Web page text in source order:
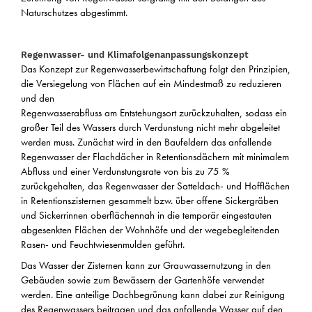
Naturschutzes abgestimmt.
Regenwasser- und Klimafolgenanpassungskonzept
Das Konzept zur Regenwasserbewirtschaftung folgt den Prinzipien,
die Versiegelung von Flächen auf ein Mindestmaß zu reduzieren
und den
Regenwasserabfluss am Entstehungsort zurückzuhalten, sodass ein
großer Teil des Wassers durch Verdunstung nicht mehr abgeleitet
werden muss. Zunächst wird in den Baufeldern das anfallende
Regenwasser der Flachdächer in Retentionsdächern mit minimalem
Abfluss und einer Verdunstungsrate von bis zu 75 %
zurückgehalten, das Regenwasser der Satteldach- und Hofflächen
in Retentionszisternen gesammelt bzw. über offene Sickergräben
und Sickerrinnen oberflächennah in die temporär eingestauten
abgesenkten Flächen der Wohnhöfe und der wegebegleitenden
Rasen- und Feuchtwiesenmulden geführt.
Das Wasser der Zisternen kann zur Grauwassernutzung in den
Gebäuden sowie zum Bewässern der Gartenhöfe verwendet
werden. Eine anteilige Dachbegrünung kann dabei zur Reinigung
des Regenwassers beitragen und das anfallende Wasser auf den